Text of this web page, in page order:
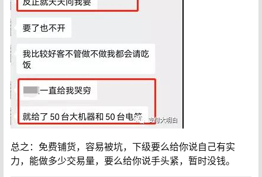
总之：免费铺货，容易被坑，下级要么给你说自己有实
力，能做多少交易量，要么给你说手头紧，暂时没钱。